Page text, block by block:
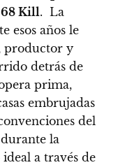
68 Kill. La
esos años le
productor y
detrás de
prima,
embrujadas
del
la
a través de